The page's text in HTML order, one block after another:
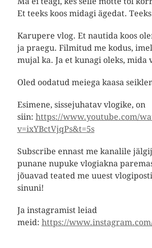
Et teeks koos midagi ägedat.
Karupere vlog. Et nautida koos
ja praegu. Filmitud me kodus,
mujal ka. Ja et kunagi oleks, mida
Oled oodatud meiega kaasa
Esimene, sissejuhatav vlogike, on
siin: https://www.youtube.com/
v=ixYBctVjqPs&t=5s
Subscribe ennast me kanalile
punane nupuke vlogiakna
jõuavad teated me uuest
sinuni!
Ja instagramist leiad
meid: https://